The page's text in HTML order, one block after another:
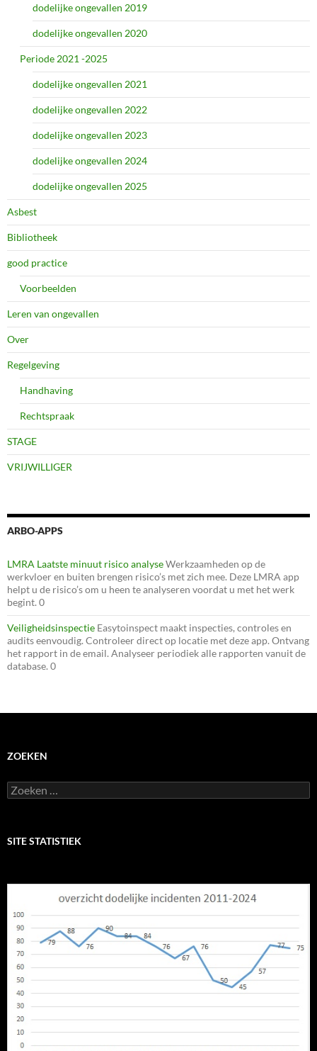
dodelijke ongevallen 2019
dodelijke ongevallen 2020
Periode 2021 -2025
dodelijke ongevallen 2021
dodelijke ongevallen 2022
dodelijke ongevallen 2023
dodelijke ongevallen 2024
dodelijke ongevallen 2025
Asbest
Bibliotheek
good practice
Voorbeelden
Leren van ongevallen
Over
Regelgeving
Handhaving
Rechtspraak
STAGE
VRIJWILLIGER
ARBO-APPS
LMRA Laatste minuut risico analyseWerkzaamheden op de
werkvloer en buiten brengen risico’s met zich mee. Deze LMRA app
helpt u de risico’s om u heen te analyseren voordat u met het werk
begint. 0
Veiligheidsinspectie Easytoinspect maakt inspecties, controles en
audits eenvoudig. Controleer direct op locatie met deze app. Ontvang
het rapport in de email. Analyseer periodiek alle rapporten vanuit de
database. 0
ZOEKEN
Zoeken
naar:
SITE STATISTIEK